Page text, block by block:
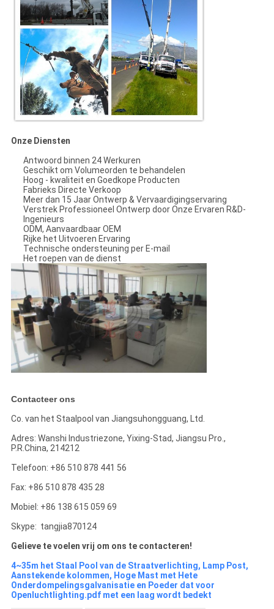
Onze Diensten
Antwoord binnen 24 Werkuren
Geschikt om Volumeorden te behandelen
Hoog - kwaliteit en Goedkope Producten
Fabrieks Directe Verkoop
Meer dan 15 Jaar Ontwerp & Vervaardigingservaring
Verstrek Professioneel Ontwerp door Onze Ervaren R&D-
Ingenieurs
ODM, Aanvaardbaar OEM
Rijke het Uitvoeren Ervaring
Technische ondersteuning per E-mail
Het roepen van de dienst
Contacteer ons
Co. van het Staalpool van Jiangsuhongguang, Ltd.
Adres: Wanshi Industriezone, Yixing-Stad, Jiangsu Pro.,
P.R.China, 214212
Telefoon: +86 510 878 441 56
Fax: +86 510 878 435 28
Mobiel: +86 138 615 059 69
Skype: tangjia870124
Gelieve te voelen vrij om ons te contacteren!
4~35m het Staal Pool van de Straatverlichting, Lamp Post,
Aanstekende kolommen, Hoge Mast met Hete
Onderdompelingsgalvanisatie en Poeder dat voor
Openluchtlighting.pdf met een laag wordt bedekt